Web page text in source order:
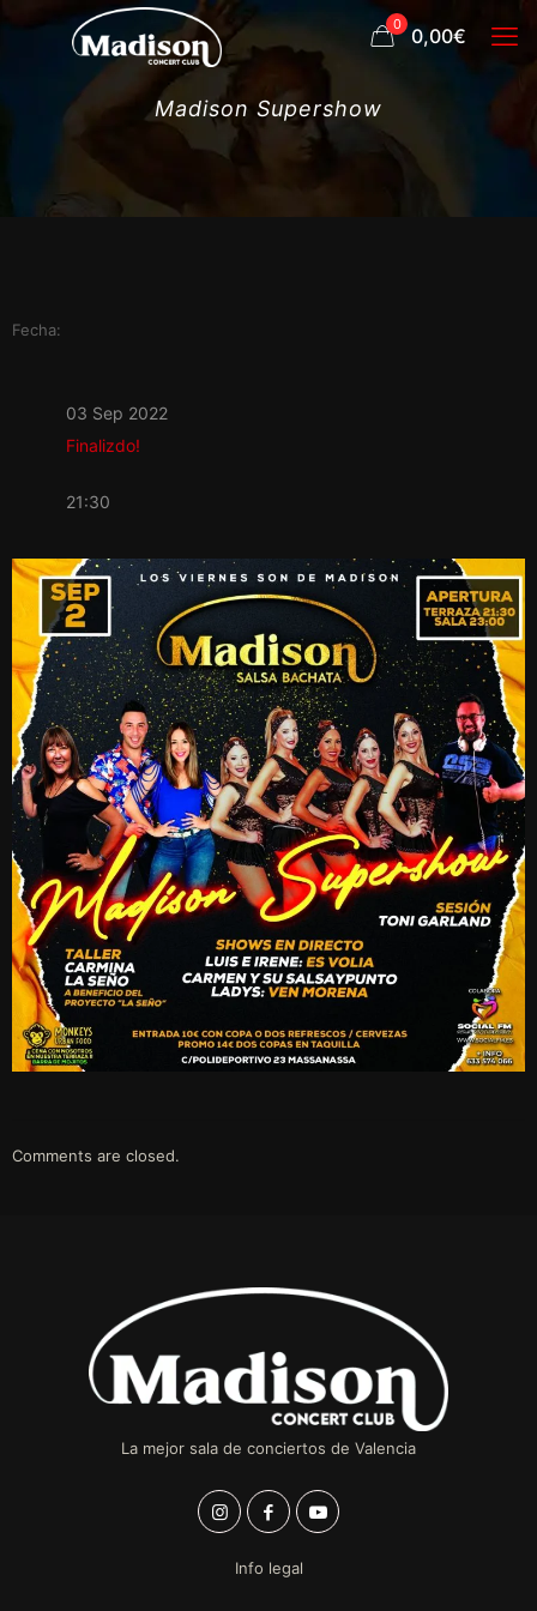
0 0,00€
Madison Supershow
Fecha:
03 Sep 2022
Finalizdo!
21:30
Comments are closed.
La mejor sala de conciertos de Valencia
Info legal